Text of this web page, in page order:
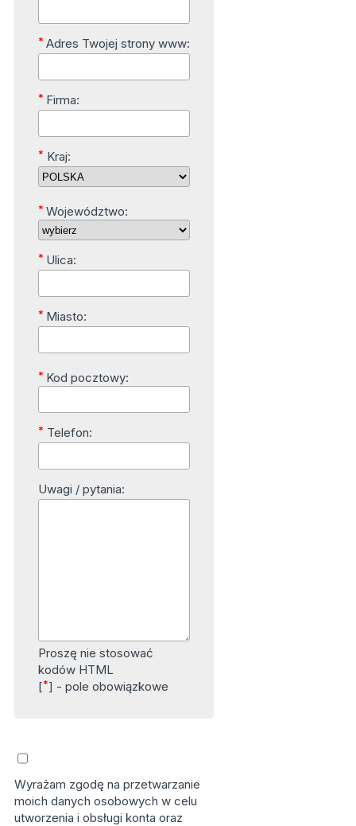
* Adres Twojej strony www:
* Firma:
* Kraj:
* Województwo:
* Ulica:
* Miasto:
* Kod pocztowy:
* Telefon:
Uwagi / pytania:
Proszę nie stosować
kodów HTML
[*] - pole obowiązkowe
Wyrażam zgodę na przetwarzanie
moich danych osobowych w celu
utworzenia i obsługi konta oraz